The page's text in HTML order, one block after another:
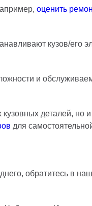
оценить
кузов/его
и
деталей, но
для
обратитесь в